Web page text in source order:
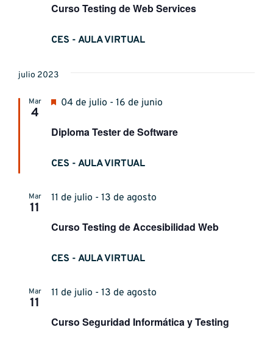
Curso Testing de Web Services
CES - AULA VIRTUAL
julio 2023
Mar
4
Diploma Tester de Software
Destacado
04 de julio - 16 de junio
CES - AULA VIRTUAL
Mar
11
Curso Testing de Accesibilidad Web
11 de julio - 13 de agosto
CES - AULA VIRTUAL
Mar
11
Curso Seguridad Informática y Testing
11 de julio - 13 de agosto